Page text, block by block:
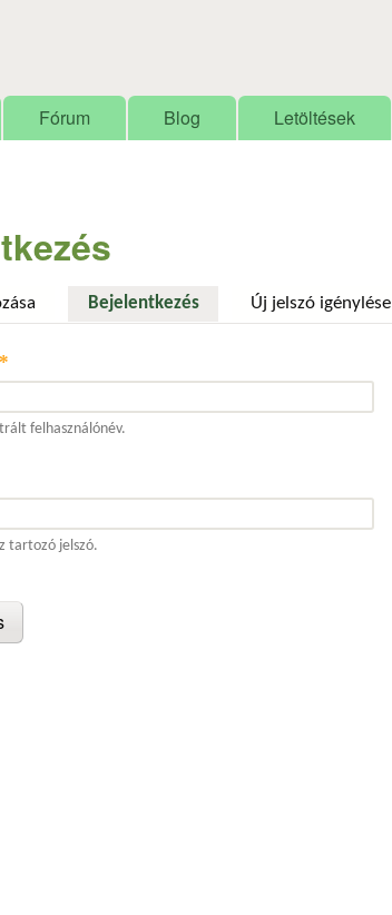
Fórum Blog Letöltések
Bejelentkezés(aktív fül)Új jelszó igénylése
*
felhasználónév.
tartozó jelszó.